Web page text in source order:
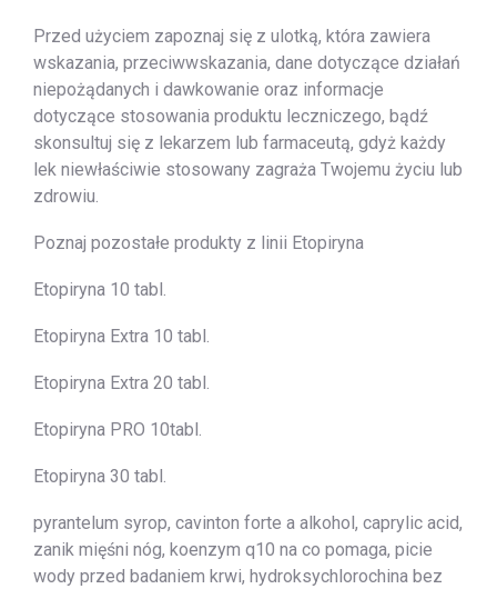
Przed użyciem zapoznaj się z ulotką, która zawiera
wskazania, przeciwwskazania, dane dotyczące działań
niepożądanych i dawkowanie oraz informacje
dotyczące stosowania produktu leczniczego, bądź
skonsultuj się z lekarzem lub farmaceutą, gdyż każdy
lek niewłaściwie stosowany zagraża Twojemu życiu lub
zdrowiu.
Poznaj pozostałe produkty z linii Etopiryna
Etopiryna 10 tabl.
Etopiryna Extra 10 tabl.
Etopiryna Extra 20 tabl.
Etopiryna PRO 10tabl.
Etopiryna 30 tabl.
pyrantelum syrop, cavinton forte a alkohol, caprylic acid,
zanik mięśni nóg, koenzym q10 na co pomaga, picie
wody przed badaniem krwi, hydroksychlorochina bez